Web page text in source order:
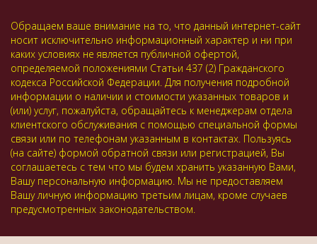
Обращаем ваше внимание на то, что данный интернет-сайт
носит исключительно информационный характер и ни при
каких условиях не является публичной офертой,
определяемой положениями Статьи 437 (2) Гражданского
кодекса Российской Федерации. Для получения подробной
информации о наличии и стоимости указанных товаров и
(или) услуг, пожалуйста, обращайтесь к менеджерам отдела
клиентского обслуживания с помощью специальной формы
связи или по телефонам указанным в контактах. Пользуясь
(на сайте) формой обратной связи или регистрацией, Вы
соглашаетесь с тем что мы будем хранить указанную Вами,
Вашу персональную информацию. Мы не предоставляем
Вашу личную информацию третьим лицам, кроме случаев
предусмотренных законодательством.